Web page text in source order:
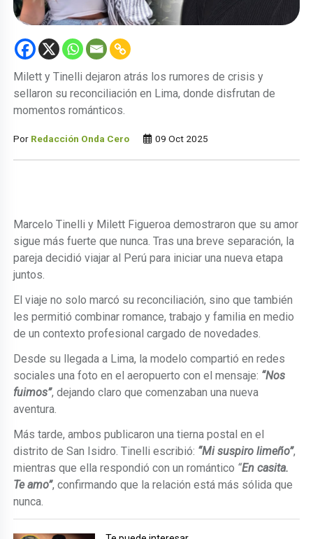
Milett y Tinelli dejaron atrás los rumores de crisis y
sellaron su reconciliación en Lima, donde disfrutan de
momentos románticos.
Por Redacción Onda Cero 09 Oct 2025
Marcelo Tinelli y Milett Figueroa demostraron que su amor
sigue más fuerte que nunca. Tras una breve separación, la
pareja decidió viajar al Perú para iniciar una nueva etapa
juntos.
El viaje no solo marcó su reconciliación, sino que también
les permitió combinar romance, trabajo y familia en medio
de un contexto profesional cargado de novedades.
Desde su llegada a Lima, la modelo compartió en redes
sociales una foto en el aeropuerto con el mensaje: “Nos
fuimos”, dejando claro que comenzaban una nueva
aventura.
Más tarde, ambos publicaron una tierna postal en el
distrito de San Isidro. Tinelli escribió: “Mi suspiro limeño”,
mientras que ella respondió con un romántico “En casita.
Te amo”, confirmando que la relación está más sólida que
nunca.